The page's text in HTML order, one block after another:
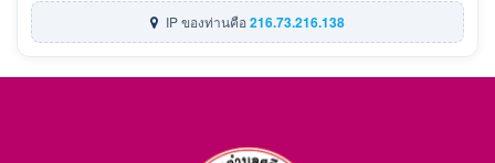
IP ของท่านคือ216.73.216.138